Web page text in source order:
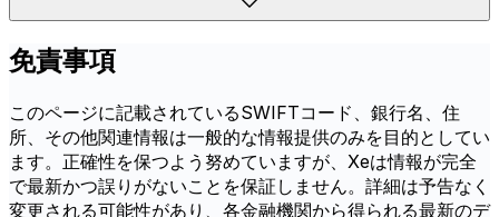
免責事項
このページに記載されているSWIFTコード、銀行名、住
所、その他関連情報は一般的な情報提供のみを目的としてい
ます。正確性を保つよう努めていますが、Xeは情報が完全
で最新かつ誤りがないことを保証しません。詳細は予告なく
変更される可能性があり、各金融機関から得られる最新のデ